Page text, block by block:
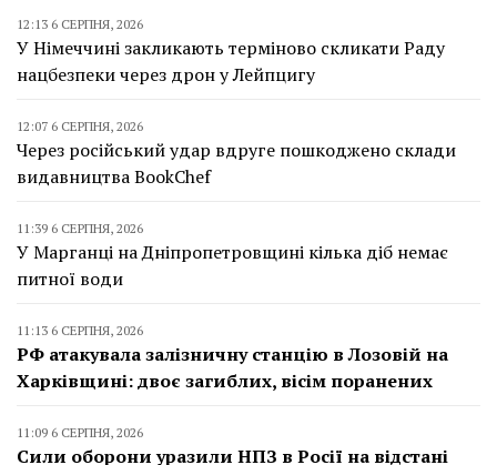
12:13 6 СЕРПНЯ, 2026
У Німеччині закликають терміново скликати Раду
нацбезпеки через дрон у Лейпцигу
12:07 6 СЕРПНЯ, 2026
Через російський удар вдруге пошкоджено склади
видавництва BookChef
11:39 6 СЕРПНЯ, 2026
У Марганці на Дніпропетровщині кілька діб немає
питної води
11:13 6 СЕРПНЯ, 2026
РФ атакувала залізничну станцію в Лозовій на
Харківщині: двоє загиблих, вісім поранених
11:09 6 СЕРПНЯ, 2026
Сили оборони уразили НПЗ в Росії на відстані